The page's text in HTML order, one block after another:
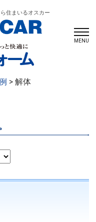
住まいるオスカー
MENU
> 解体